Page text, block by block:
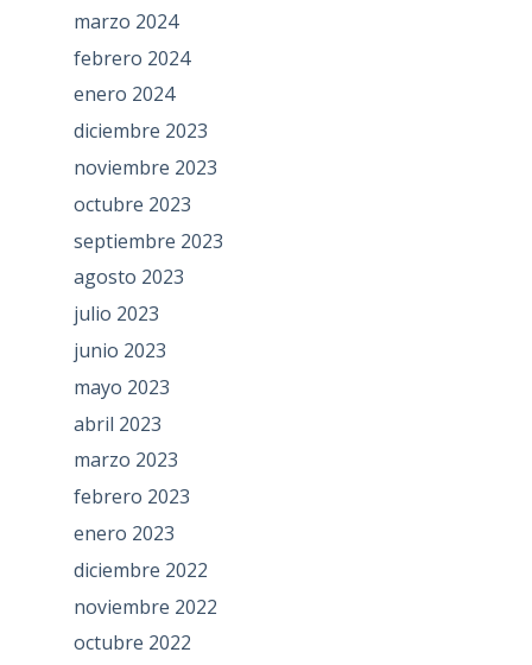
marzo 2024
febrero 2024
enero 2024
diciembre 2023
noviembre 2023
octubre 2023
septiembre 2023
agosto 2023
julio 2023
junio 2023
mayo 2023
abril 2023
marzo 2023
febrero 2023
enero 2023
diciembre 2022
noviembre 2022
octubre 2022